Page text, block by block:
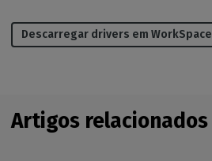
Descarregar drivers em WorkSpace
Artigos relacionados